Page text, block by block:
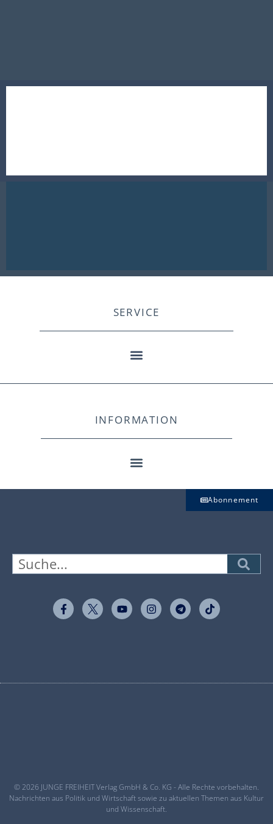
SERVICE
INFORMATION
Abonnement
© 2026 JUNGE FREIHEIT Verlag GmbH & Co. KG - Alle Rechte vorbehalten.
Nachrichten aus Politik und Wirtschaft sowie zu aktuellen Themen aus Kultur
und Wissenschaft.